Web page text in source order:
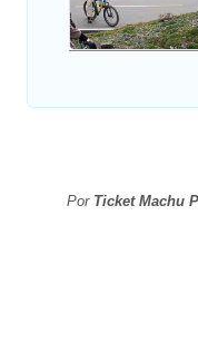
Por Ticket Machu